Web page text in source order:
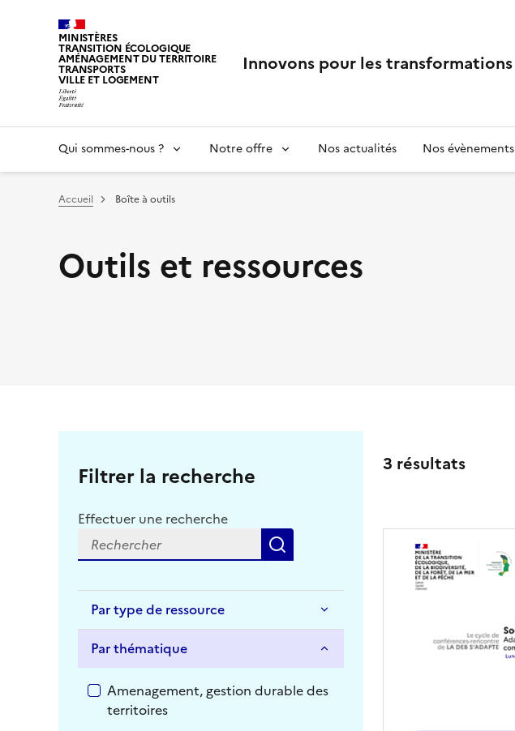
MINISTÈRES
TRANSITION ÉCOLOGIQUE
AMÉNAGEMENT DU TERRITOIRE
TRANSPORTS
VILLE ET LOGEMENT
Innovons pour les transformations
Qui sommes-nous ? Notre offre Nos actualités Nos évènements
Vous êtes ici :
Accueil Boîte à outils
Outils et ressources
Filtrer la recherche
Effectuer une recherche
Par type de ressource
Par thématique
Par thématique
Amenagement, gestion durable des
territoires
3 résultats